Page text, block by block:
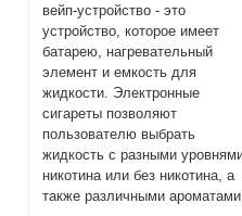
вейп-устройство - это
устройство, которое имеет
батарею, нагревательный
элемент и емкость для
жидкости. Электронные
сигареты позволяют
пользователю выбрать
жидкость с разными
никотина или без никотина, а
также различными